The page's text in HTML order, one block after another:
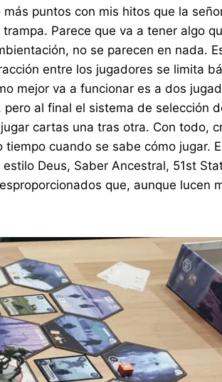
puntos con mis hitos que la
Parece que va a tener algo
no se parecen en nada.
entre los jugadores se limita
mejor va a funcionar es a dos
al final el sistema de selección
cartas una tras otra. Con todo,
cuando se sabe cómo jugar.
Deus, Saber Ancestral, 51st
que, aunque lucen